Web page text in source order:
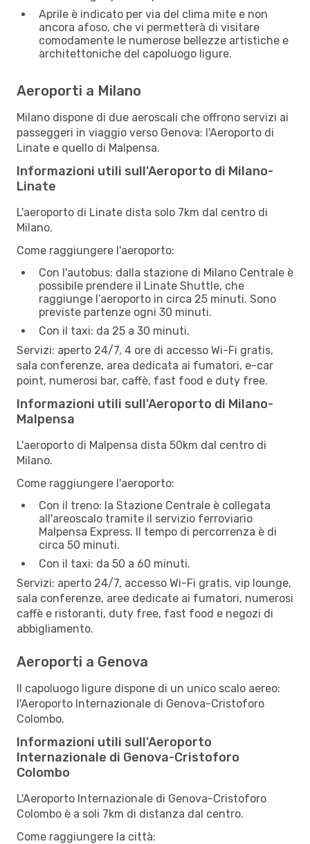
Aprile è indicato per via del clima mite e non
ancora afoso, che vi permetterà di visitare
comodamente le numerose bellezze artistiche e
architettoniche del capoluogo ligure.
Aeroporti a Milano
Milano dispone di due aeroscali che offrono servizi ai
passeggeri in viaggio verso Genova: l'Aeroporto di
Linate e quello di Malpensa.
Informazioni utili sull'Aeroporto di Milano-
Linate
L'aeroporto di Linate dista solo 7km dal centro di
Milano.
Come raggiungere l'aeroporto:
Con l'autobus: dalla stazione di Milano Centrale è
possibile prendere il Linate Shuttle, che
raggiunge l’aeroporto in circa 25 minuti. Sono
previste partenze ogni 30 minuti.
Con il taxi: da 25 a 30 minuti.
Servizi: aperto 24/7, 4 ore di accesso Wi-Fi gratis,
sala conferenze, area dedicata ai fumatori, e-car
point, numerosi bar, caffè, fast food e duty free.
Informazioni utili sull'Aeroporto di Milano-
Malpensa
L'aeroporto di Malpensa dista 50km dal centro di
Milano.
Come raggiungere l'aeroporto:
Con il treno: la Stazione Centrale è collegata
all'areoscalo tramite il servizio ferroviario
Malpensa Express. Il tempo di percorrenza è di
circa 50 minuti.
Con il taxi: da 50 a 60 minuti.
Servizi: aperto 24/7, accesso Wi-Fi gratis, vip lounge,
sala conferenze, aree dedicate ai fumatori, numerosi
caffè e ristoranti, duty free, fast food e negozi di
abbigliamento.
Aeroporti a Genova
Il capoluogo ligure dispone di un unico scalo aereo:
l'Aeroporto Internazionale di Genova-Cristoforo
Colombo.
Informazioni utili sull'Aeroporto
Internazionale di Genova-Cristoforo
Colombo
L'Aeroporto Internazionale di Genova-Cristoforo
Colombo è a soli 7km di distanza dal centro.
Come raggiungere la città: